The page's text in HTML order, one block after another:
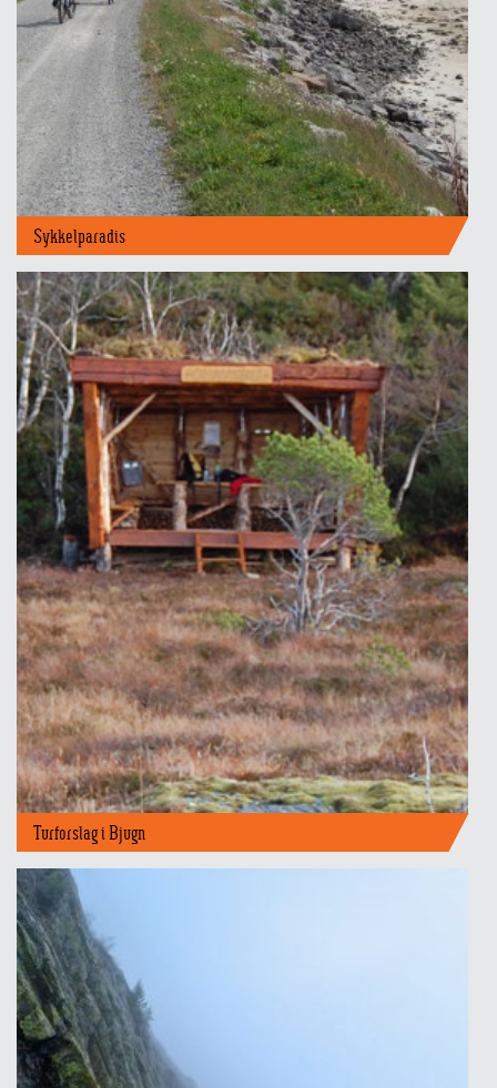
Topp 10 ØRLAND
Topp 10 BJUGN
Sykkelparadis
Turforslag i Bjugn